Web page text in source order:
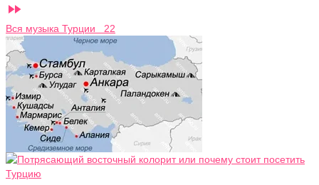

Вся музыка Турции 22